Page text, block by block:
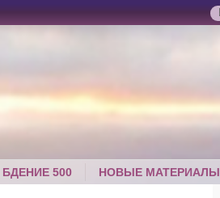
БДЕНИЕ 500 НОВЫЕ МАТЕРИАЛЫ